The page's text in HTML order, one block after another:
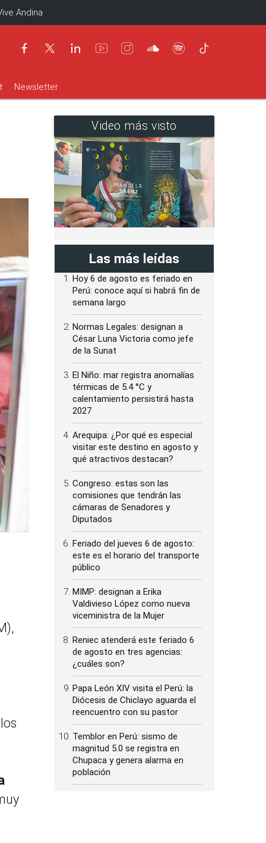
Andina
Newsletter
Video más visto
Las más leídas
Hoy 6 de agosto es feriado en
Perú: conoce aquí si habrá fin de
semana largo
Normas Legales: designan a
César Luna Victoria como jefe
de la Sunat
El Niño: mar registra anomalías
térmicas de 5.4 °C y
calentamiento persistirá hasta
2027
Arequipa: ¿Por qué es especial
visitar este destino en agosto y
qué atractivos destacan?
Congreso: estas son las
comisiones que tendrán las
cámaras de Senadores y
Diputados
Feriado del jueves 6 de agosto:
este es el horario del transporte
público
MIMP: designan a Erika
Valdivieso López como nueva
viceministra de la Mujer
Reniec atenderá este feriado 6
de agosto en tres agencias:
¿cuáles son?
Papa León XIV visita el Perú: la
Diócesis de Chiclayo aguarda el
reencuentro con su pastor
Temblor en Perú: sismo de
magnitud 5.0 se registra en
Chupaca y genera alarma en
población